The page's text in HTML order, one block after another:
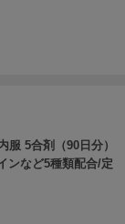
服 5合剤（90日分）
ンなど5種類配合/定